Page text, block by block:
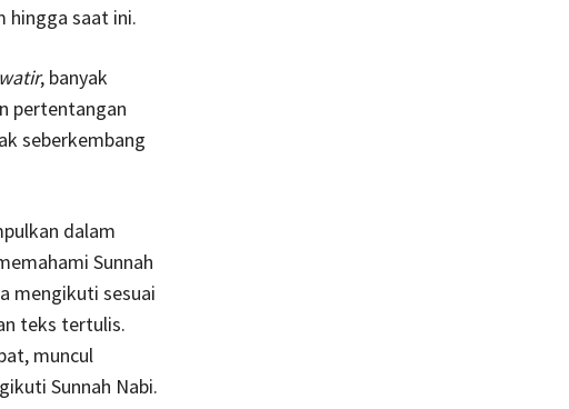
hingga saat ini.
, banyak
pertentangan
seberkembang
dalam
Sunnah
mengikuti sesuai
teks tertulis.
muncul
Sunnah Nabi.